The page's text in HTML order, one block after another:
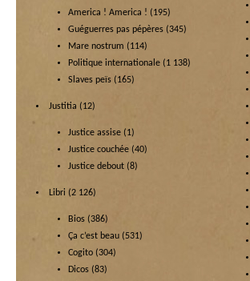
America ! America ! (195)
Guéguerres pas pépères (345)
Mare nostrum (114)
Politique internationale (1 138)
Slaves peïs (165)
Justitia (12)
Justice assise (1)
Justice couchée (40)
Justice debout (8)
Libri (2 126)
Bios (386)
Ça c’est beau (531)
Cogito (304)
Dicos (83)